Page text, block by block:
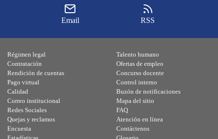
Email RSS
Régimen legal
Contratación
Rendición de cuentas
Pago virtual
Calidad
Talento humano
Ofertas de empleo
Concurso docente
Control interno
Buzón de notificaciones
Correo institucional
Redes Sociales
Quejas y reclamos
Encuesta
Mapa del sitio
FAQ
Atención en línea
Contáctenos